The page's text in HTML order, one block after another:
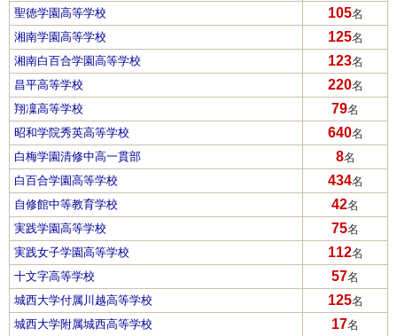
聖徳学園高等学校
105名
湘南学園高等学校
125名
湘南白百合学園高等学校
123名
昌平高等学校
220名
翔凜高等学校
79名
昭和学院秀英高等学校
640名
白梅学園清修中高一貫部
8名
白百合学園高等学校
434名
自修館中等教育学校
42名
実践学園高等学校
75名
実践女子学園高等学校
112名
十文字高等学校
57名
城西大学付属川越高等学校
125名
城西大学附属城西高等学校
17名